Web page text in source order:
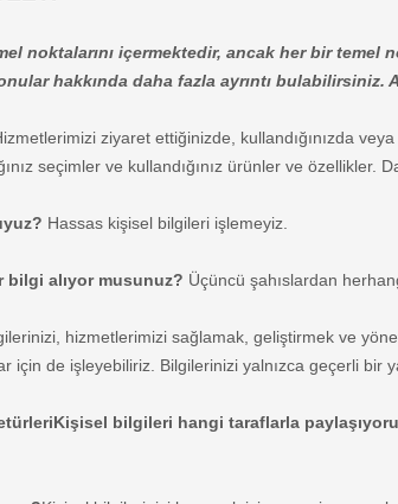
noktalarını içermektedir, ancak her bir temel
hakkında daha fazla ayrıntı bulabilirsiniz.
ziyaret ettiğinizde, kullandığınızda
seçimler ve kullandığınız ürünler ve özellikler.
Hassas kişisel bilgileri işlemeyiz.
bilgi alıyor musunuz? Üçüncü şahıslardan
hizmetlerimizi sağlamak, geliştirmek ve
için de işleyebiliriz. Bilgilerinizi yalnızca geçerli
türleriKişisel bilgileri hangi taraflarla